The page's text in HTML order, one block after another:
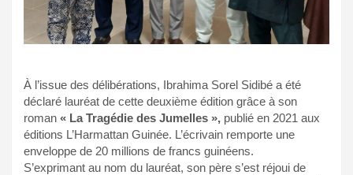
À l’issue des délibérations, Ibrahima Sorel Sidibé a été
déclaré lauréat de cette deuxième édition grâce à son
roman « La Tragédie des Jumelles », publié en 2021 aux
éditions L’Harmattan Guinée. L’écrivain remporte une
enveloppe de 20 millions de francs guinéens.
S’exprimant au nom du lauréat, son père s’est réjoui de